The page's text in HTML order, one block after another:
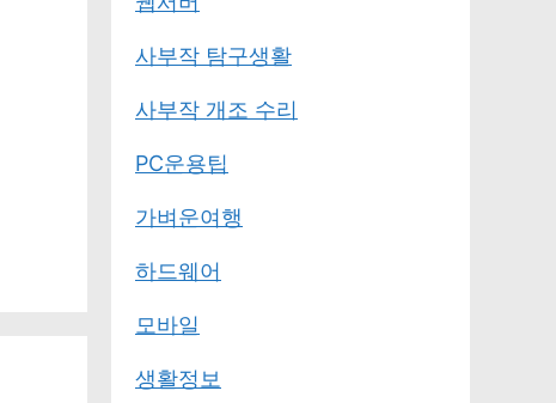
사부작 탐구생활
사부작 개조 수리
PC운용팁
가벼운여행
하드웨어
모바일
생활정보